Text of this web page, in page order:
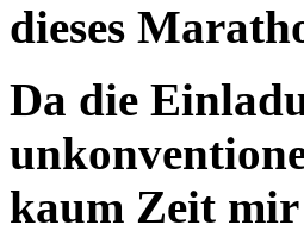
dieses
Da die
kaum Zeit mir